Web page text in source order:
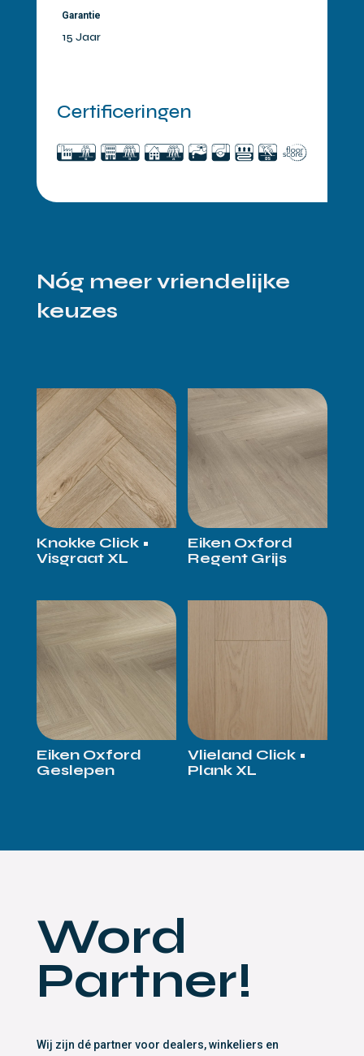
Garantie
15 Jaar
Certificeringen
Nóg meer vriendelijke
keuzes
Knokke Click •
Visgraat XL
Eiken Oxford
Regent Grijs
Eiken Oxford
Geslepen
Vlieland Click •
Plank XL
Word
Partner!
Wij zijn dé partner voor dealers, winkeliers en